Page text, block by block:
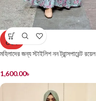
SOLD
OUT
মহিলাদের জন্য স্টাইলিশ নন ট্রান্সপারেন্ট রয়েল
1,600.00৳